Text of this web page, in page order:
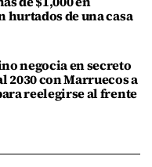
hurtados de una casa
negocia en secreto
con Marruecos a
reelegirse al frente